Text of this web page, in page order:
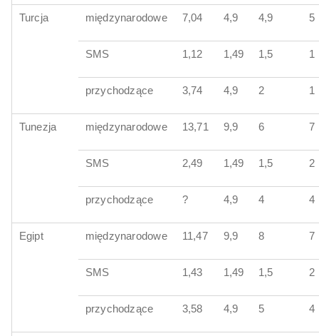
Turcja międzynarodowe 7,04 4,9 4,9 5
SMS 1,12 1,49 1,5 1
przychodzące 3,74 4,9 2 1
Tunezja międzynarodowe 13,71 9,9 6 7
SMS 2,49 1,49 1,5 2
przychodzące ? 4,9 4 4
Egipt międzynarodowe 11,47 9,9 8 7
SMS 1,43 1,49 1,5 2
przychodzące 3,58 4,9 5 4